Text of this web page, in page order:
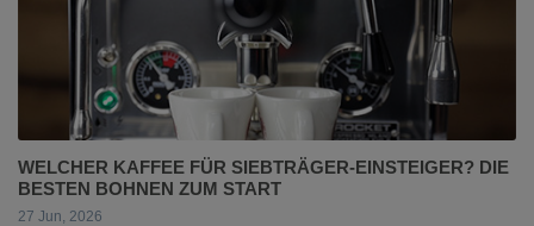
WELCHER KAFFEE FÜR SIEBTRÄGER-EINSTEIGER? DIE
BESTEN BOHNEN ZUM START
27 Jun, 2026